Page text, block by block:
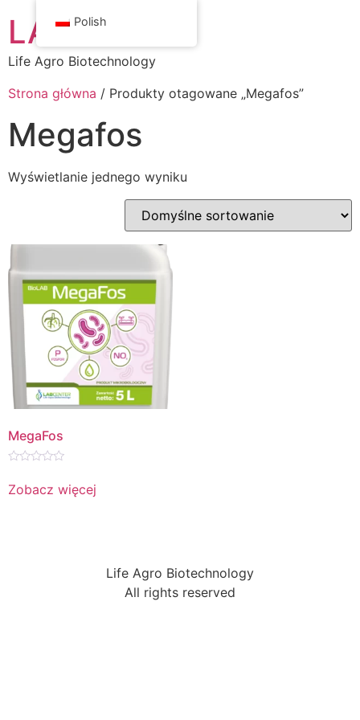
LAB Center
Life Agro Biotechnology
Strona główna / Produkty otagowane „Megafos”
Megafos
Wyświetlanie jednego wyniku
MegaFos
0
na
Zobacz więcej
Life Agro Biotechnology
All rights reserved
Polish